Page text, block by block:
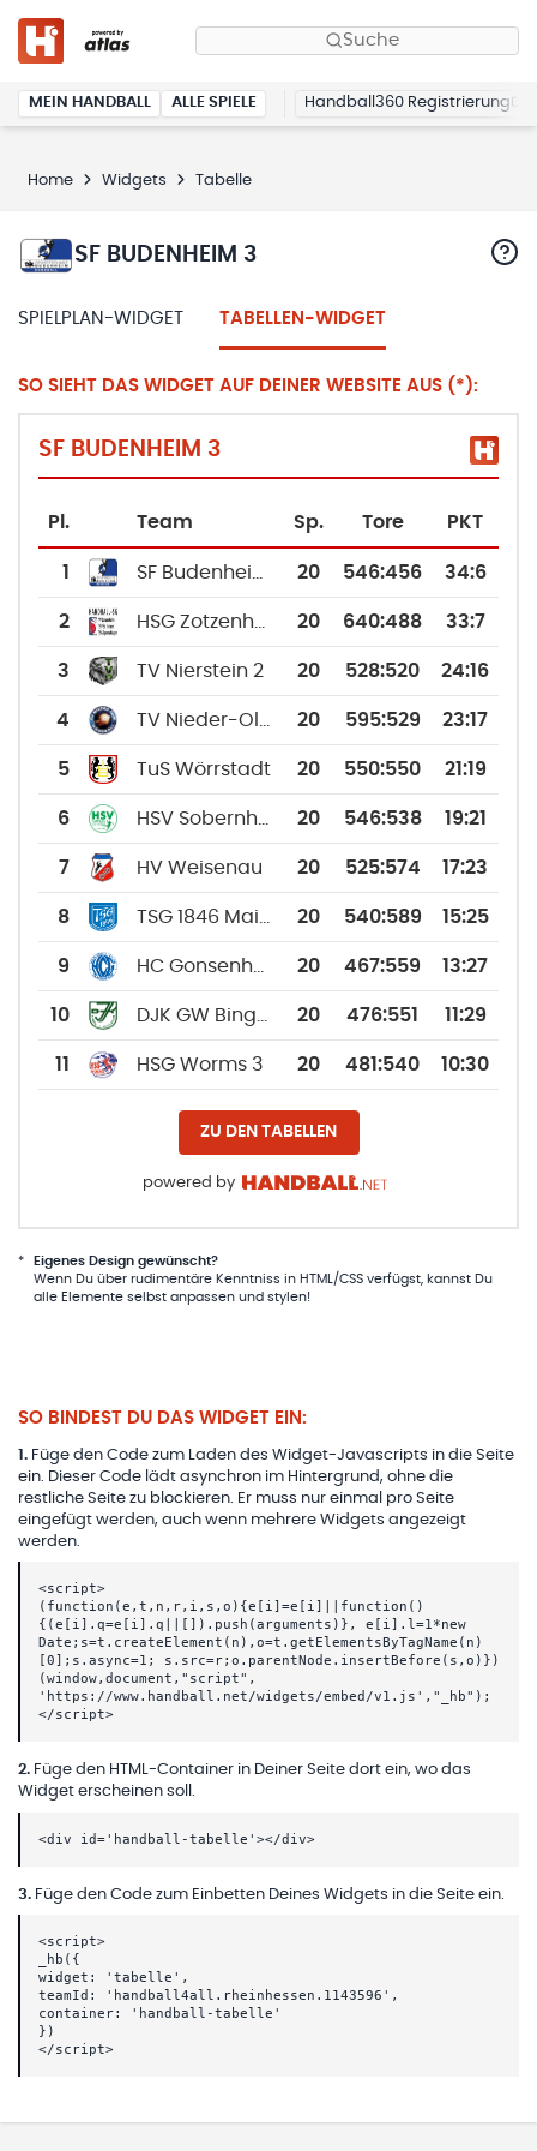
Suche
MEIN HANDBALL ALLE SPIELE Handball360 Registrierung
Home Widgets Tabelle
SF BUDENHEIM 3
SPIELPLAN-WIDGET TABELLEN-WIDGET
SO SIEHT DAS WIDGET AUF DEINER WEBSITE AUS (*):
SF BUDENHEIM 3
Pl. Team Sp. Tore PKT
1 20 546:456 34:6
2 20 640:488 33:7
3 TV Nierstein 2 20 528:520 24:16
4 20 595:529 23:17
5 TuS Wörrstadt 20 550:550 21:19
6 20 546:538 19:21
7 HV Weisenau 20 525:574 17:23
8 20 540:589 15:25
9 20 467:559 13:27
10 20 476:551 11:29
11 HSG Worms 3 20 481:540 10:30
ZU DEN TABELLEN
powered by
*
Eigenes Design gewünscht?
Wenn Du über rudimentäre Kenntniss in HTML/CSS verfügst, kannst Du
alle Elemente selbst anpassen und stylen!
SO BINDEST DU DAS WIDGET EIN:
1 . Füge den Code zum Laden des Widget-Javascripts in die Seite
ein. Dieser Code lädt asynchron im Hintergrund, ohne die
restliche Seite zu blockieren. Er muss nur einmal pro Seite
eingefügt werden, auch wenn mehrere Widgets angezeigt
werden.
<script>
(function(e,t,n,r,i,s,o){e[i]=e[i]||function()
{(e[i].q=e[i].q||[]).push(arguments)}, e[i].l=1*new
Date;s=t.createElement(n),o=t.getElementsByTagName(n)
[0];s.async=1; s.src=r;o.parentNode.insertBefore(s,o)})
(window,document,"script",
'https://www.handball.net/widgets/embed/v1.js',"_hb");
</script>
2. Füge den HTML-Container in Deiner Seite dort ein, wo das
Widget erscheinen soll.
<div id='handball-tabelle'></div>
3. Füge den Code zum Einbetten Deines Widgets in die Seite ein.
<script>
_hb({
widget: 'tabelle',
teamId: 'handball4all.rheinhessen.1143596',
container: 'handball-tabelle'
})
</script>